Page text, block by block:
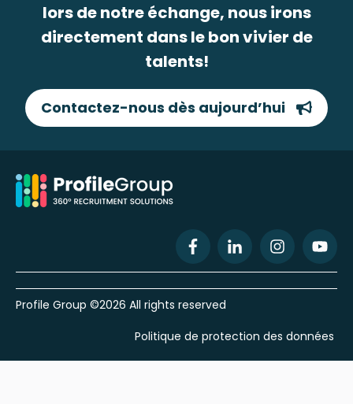
lors de notre échange, nous irons
directement dans le bon vivier de
talents!
Contactez-nous dès aujourd’hui
Profile Group ©2026 All rights reserved
Politique de protection des données